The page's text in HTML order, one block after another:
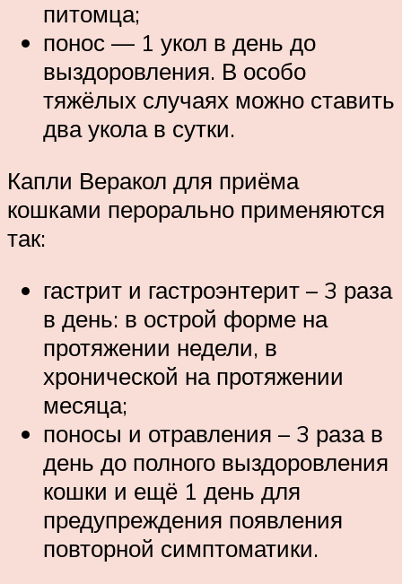
питомца;
понос — 1 укол в день до
выздоровления. В особо
тяжёлых случаях можно ставить
два укола в сутки.
Капли Веракол для приёма
кошками перорально применяются
так:
гастрит и гастроэнтерит – 3 раза
в день: в острой форме на
протяжении недели, в
хронической на протяжении
месяца;
поносы и отравления – 3 раза в
день до полного выздоровления
кошки и ещё 1 день для
предупреждения появления
повторной симптоматики.